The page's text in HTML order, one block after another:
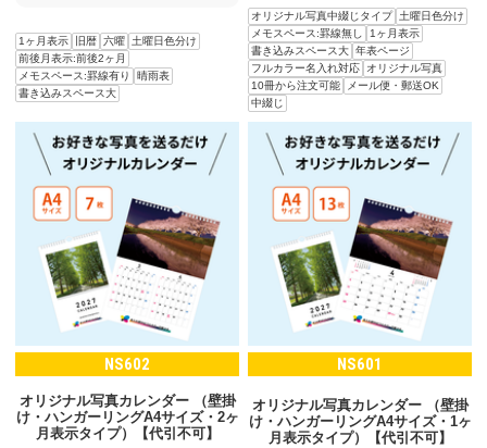
1ヶ月表示 旧暦 六曜
土曜日色分け
前後月表示:前後2ヶ月
メモスペース:罫線有り
晴雨表
書き込みスペース大
オリジナル写真中綴じタイプ 土曜日色分け
メモスペース:罫線無し
1ヶ月表示
書き込みスペース大 年表ページ
フルカラー名入れ対応
オリジナル写真
10冊から注文可能
メール便・郵送OK
中綴じ
NS602
オリジナル写真カレンダー （壁掛
け・ハンガーリングA4サイズ・2ヶ
月表示タイプ）【代引不可】
NS601
オリジナル写真カレンダー （壁掛
け・ハンガーリングA4サイズ・1ヶ
月表示タイプ）【代引不可】